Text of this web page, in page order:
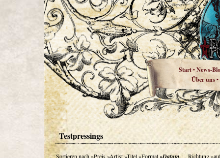
Start•News-
Über uns•
Testpressings
Sortieren nach»Preis»Artist»Titel»Format»Datum Richtung